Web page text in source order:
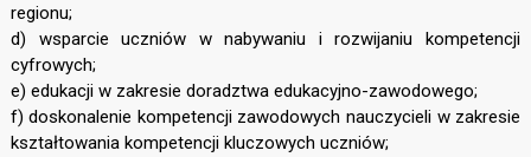
regionu;
d) wsparcie uczniów w nabywaniu i rozwijaniu kompetencji
cyfrowych;
e) edukacji w zakresie doradztwa edukacyjno-zawodowego;
f) doskonalenie kompetencji zawodowych nauczycieli w zakresie
kształtowania kompetencji kluczowych uczniów;